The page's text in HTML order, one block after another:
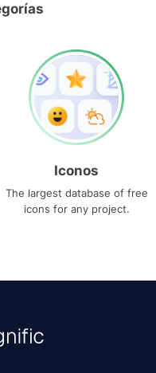
Iconos
The largest database of free
icons for any project.